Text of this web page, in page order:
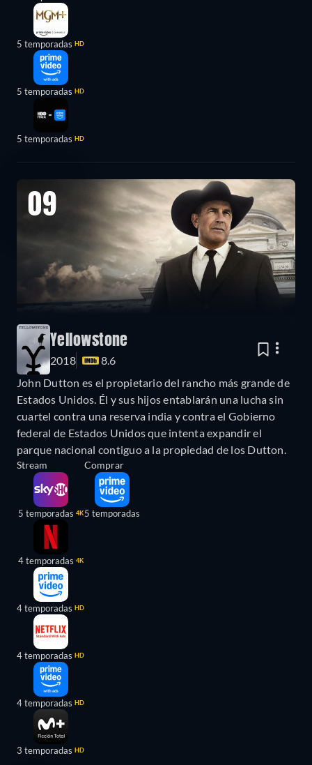
5 temporadas HD
5 temporadas HD
5 temporadas HD
09
Yellowstone
2018
8.6
John Dutton es el propietario del rancho más grande de
Estados Unidos. Él y sus hijos entablarán una lucha sin
cuartel contra una reserva india y contra el Gobierno
federal de Estados Unidos que intenta expandir el
parque nacional contiguo a la propiedad de los Dutton.
Stream
5 temporadas 4K
4 temporadas 4K
4 temporadas HD
4 temporadas HD
4 temporadas HD
3 temporadas HD
Comprar
5 temporadas